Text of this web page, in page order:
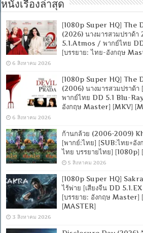
หนังเรื่องล่าสุด
[1080p Super HQ] The
(2026) นางมารสวมปราด้า
5.1.Atmos / พากย์ไทย
[บรรยาย: ไทย-อังกฤษ
6 สิงหาคม 2026
[1080p Super HQ] The
(2006) นางมารสวมปราด้า
พากย์ไทย DD 5.1 Blu-
อังกฤษ Master] [MKV]
6 สิงหาคม 2026
ก้านกล้วย (2006-2009)
[พากย์:ไทย] [SUB:ไทย+อั
ไทย บรรยายไทย] [1080p]
5 สิงหาคม 2026
[1080p Super HQ]
ไร้พ่าย [เสียงจีน DD
[บรรยาย: อังกฤษ Master]
[MASTER]
3 สิงหาคม 2026